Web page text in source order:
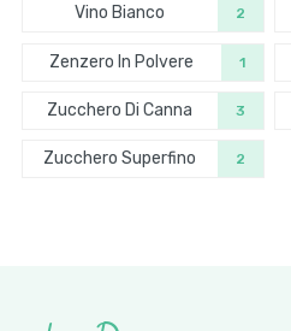
Vino Bianco 2
Zenzero In Polvere 1
Zucchero Di Canna 3
Zucchero Superfino 2